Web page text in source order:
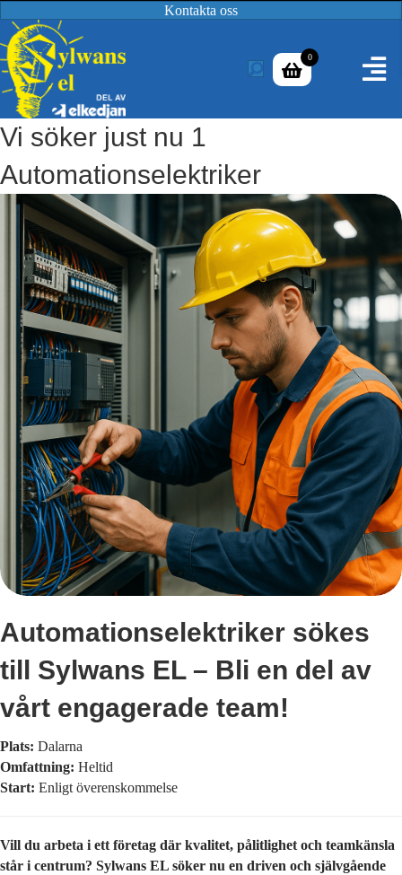
Kontakta oss
0
Vi söker just nu 1
Automationselektriker
Automationselektriker sökes
till Sylwans EL – Bli en del av
vårt engagerade team!
Plats: Dalarna
Omfattning: Heltid
Start: Enligt överenskommelse
Vill du arbeta i ett företag där kvalitet, pålitlighet och teamkänsla
står i centrum? Sylwans EL söker nu en driven och självgående